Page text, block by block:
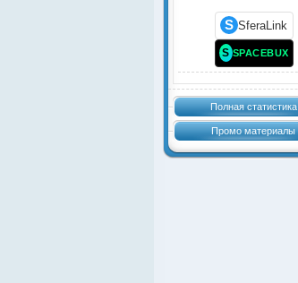
S SferaLink
S SPACEBUX
Полная статистика
Промо материалы